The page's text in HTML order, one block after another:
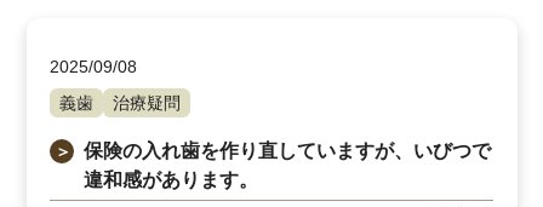
2025/09/08
義歯
治療疑問
＞
保険の入れ歯を作り直していますが、いびつで
違和感があります。